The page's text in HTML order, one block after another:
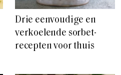
Drie eenvoudige en
verkoelende sorbet-
recepten voor thuis